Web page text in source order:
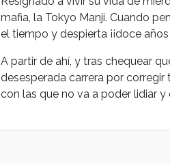
mafia, la Tokyo Manji. Cuando
el tiempo y despierta ¡¡doce
A partir de ahí, y tras chequear
desesperada carrera por
con las que no va a poder lidiar